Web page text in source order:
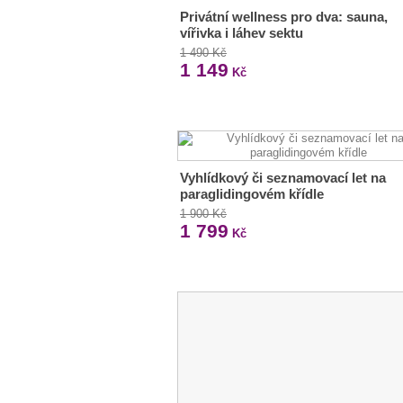
Privátní wellness pro dva: sauna,
vířivka i láhev sektu
1 490 Kč
1 149 Kč
Vyhlídkový či seznamovací let na
paraglidingovém křídle
1 900 Kč
1 799 Kč